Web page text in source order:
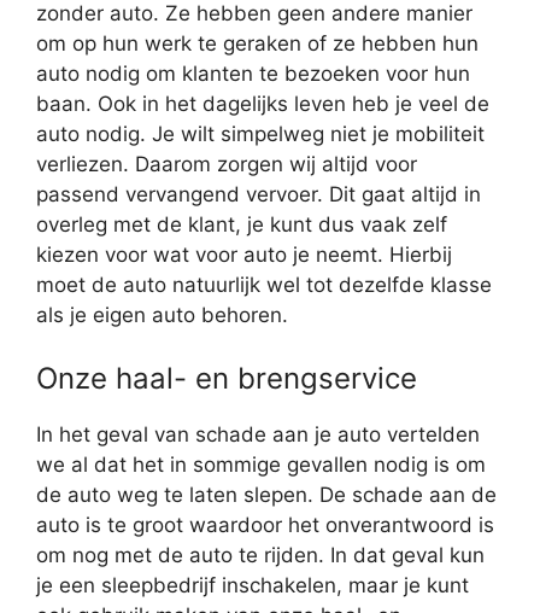
zonder auto. Ze hebben geen andere manier
om op hun werk te geraken of ze hebben hun
auto nodig om klanten te bezoeken voor hun
baan. Ook in het dagelijks leven heb je veel de
auto nodig. Je wilt simpelweg niet je mobiliteit
verliezen. Daarom zorgen wij altijd voor
passend vervangend vervoer. Dit gaat altijd in
overleg met de klant, je kunt dus vaak zelf
kiezen voor wat voor auto je neemt. Hierbij
moet de auto natuurlijk wel tot dezelfde klasse
als je eigen auto behoren.
Onze haal- en brengservice
In het geval van schade aan je auto vertelden
we al dat het in sommige gevallen nodig is om
de auto weg te laten slepen. De schade aan de
auto is te groot waardoor het onverantwoord is
om nog met de auto te rijden. In dat geval kun
je een sleepbedrijf inschakelen, maar je kunt